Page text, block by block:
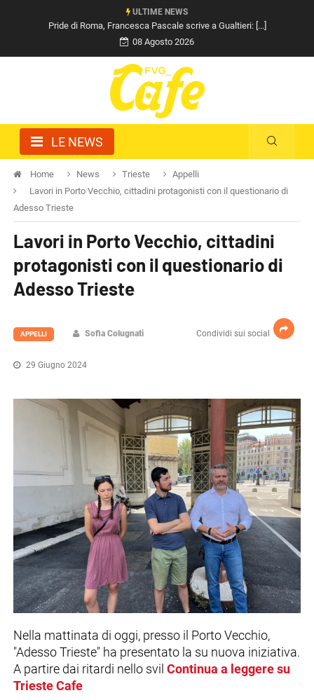
ULTIME NEWS
Pride di Roma, Francesca Pascale scrive a Gualtieri: [...]
08 Agosto 2026
LE NEWS
Home News Trieste
Appelli
Lavori in Porto Vecchio, cittadini protagonisti con il questionario di
Adesso Trieste
Lavori in Porto Vecchio, cittadini
protagonisti con il questionario di
Adesso Trieste
Condividi sui social
APPELLI Sofia Colugnati
29 Giugno 2024
Nella mattinata di oggi, presso il Porto Vecchio,
"Adesso Trieste" ha presentato la su nuova iniziativa.
A partire dai ritardi nello svil Continua a leggere su
Trieste Cafe